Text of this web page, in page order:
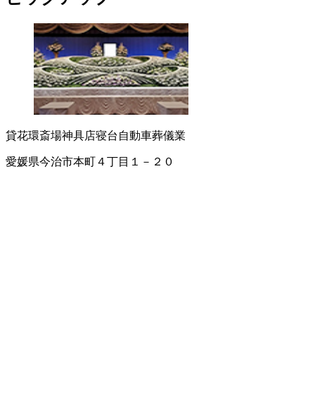
貸花環斎場神具店寝台自動車葬儀業
愛媛県今治市本町４丁目１－２０